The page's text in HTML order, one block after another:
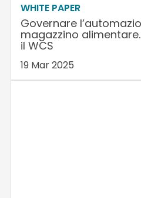
WHITE PAPER
Governare
magazzino
il WCS
19 Mar 2025